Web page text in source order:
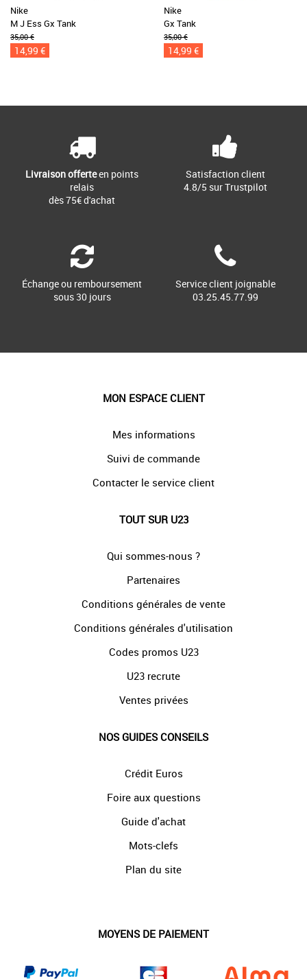
Nike
M J Ess Gx Tank
35,00 €
14,99 €
Nike
Gx Tank
35,00 €
14,99 €
Livraison offerteen points
relais
dès 75€ d'achat
Satisfaction client
4.8/5 sur Trustpilot
Échange ou remboursement
sous 30 jours
Service client joignable
03.25.45.77.99
MON ESPACE CLIENT
Mes informations
Suivi de commande
Contacter le service client
TOUT SUR U23
Qui sommes-nous ?
Partenaires
Conditions générales de vente
Conditions générales d'utilisation
Codes promos U23
U23 recrute
Ventes privées
NOS GUIDES CONSEILS
Crédit Euros
Foire aux questions
Guide d'achat
Mots-clefs
Plan du site
MOYENS DE PAIEMENT